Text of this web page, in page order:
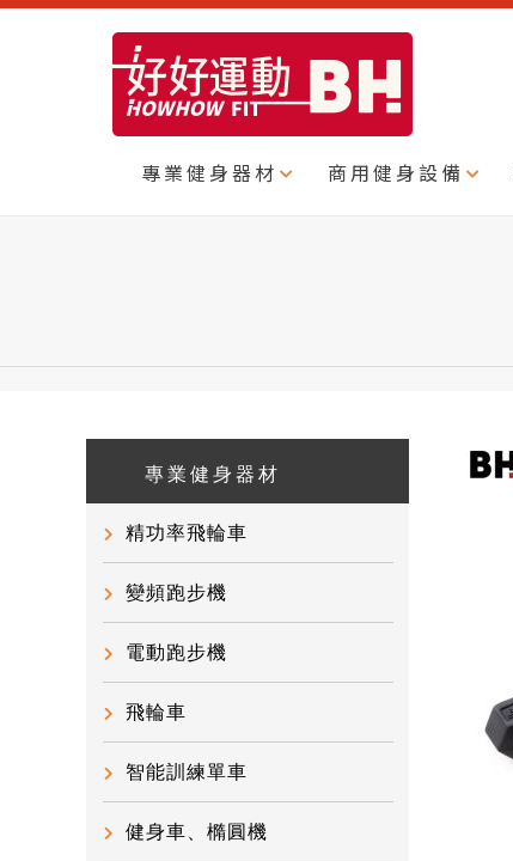
專業健身器材 商用健身設備
專業健身器材
精功率飛輪車
變頻跑步機
電動跑步機
飛輪車
智能訓練單車
健身車、橢圓機